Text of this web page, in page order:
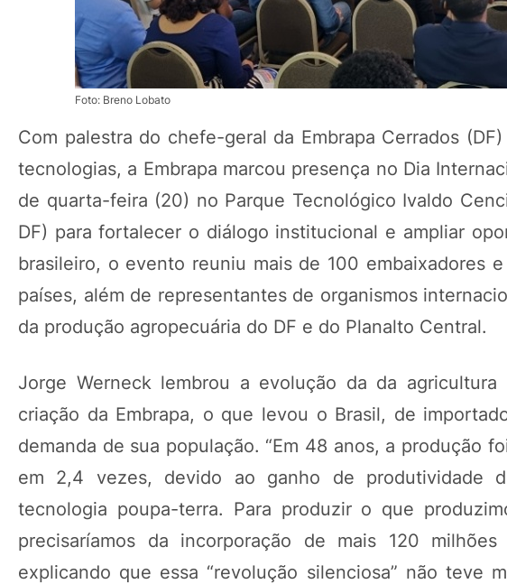
Foto: Breno Lobato
Com palestra do chefe-geral da Embrapa Cerrados
tecnologias, a Embrapa marcou presença no Dia
de quarta-feira (20) no Parque Tecnológico Ivaldo
DF) para fortalecer o diálogo institucional e ampliar
brasileiro, o evento reuniu mais de 100 embaixadores
países, além de representantes de organismos
da produção agropecuária do DF e do Planalto Central.
Jorge Werneck lembrou a evolução da da
criação da Embrapa, o que levou o Brasil, de
demanda de sua população. “Em 48 anos, a produção
em 2,4 vezes, devido ao ganho de produtividade
tecnologia poupa-terra. Para produzir o que
precisaríamos da incorporação de mais 120
explicando que essa “revolução silenciosa” não teve